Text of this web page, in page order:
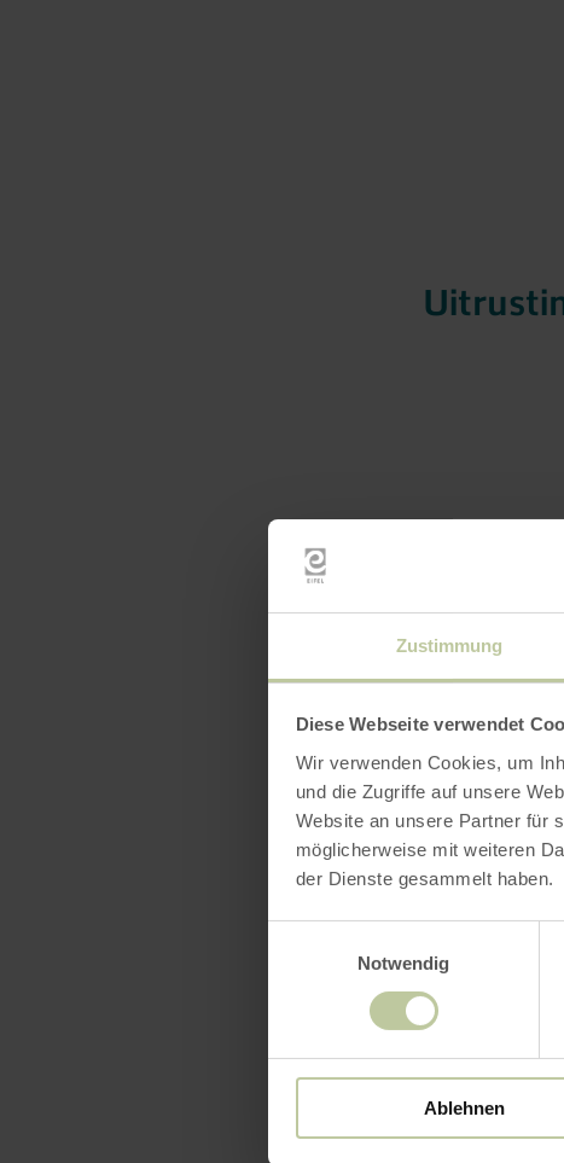
Zustimmung
Diese Webseite verwendet
Wir verwenden Cookies, um
und die Zugriffe auf unsere
Website an unsere Partner für
möglicherweise mit weiteren
der Dienste gesammelt haben.
Notwendig
Ablehnen